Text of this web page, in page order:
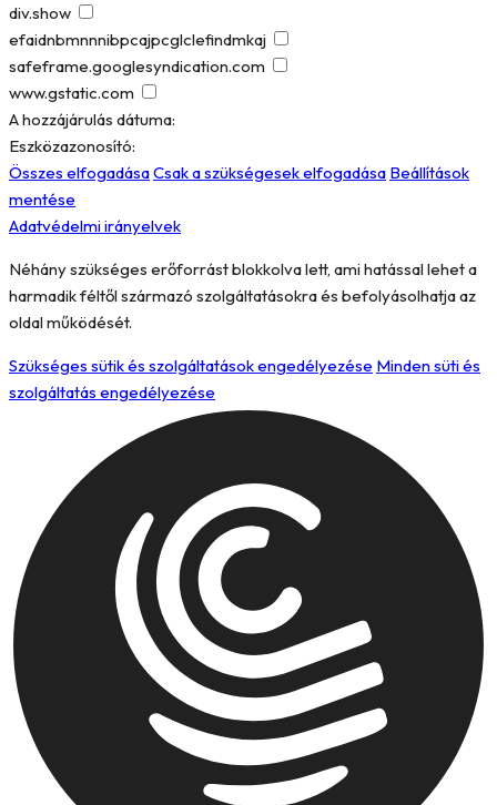
div.show
efaidnbmnnnibpcajpcglclefindmkaj
safeframe.googlesyndication.com
www.gstatic.com
A hozzájárulás dátuma:
Eszközazonosító:
Összes elfogadásaCsak a szükségesek elfogadása Beállítások
mentése
Adatvédelmi irányelvek
Néhány szükséges erőforrást blokkolva lett, ami hatással lehet a
harmadik féltől származó szolgáltatásokra és befolyásolhatja az
oldal működését.
Szükséges sütik és szolgáltatások engedélyezése Minden süti és
szolgáltatás engedélyezése